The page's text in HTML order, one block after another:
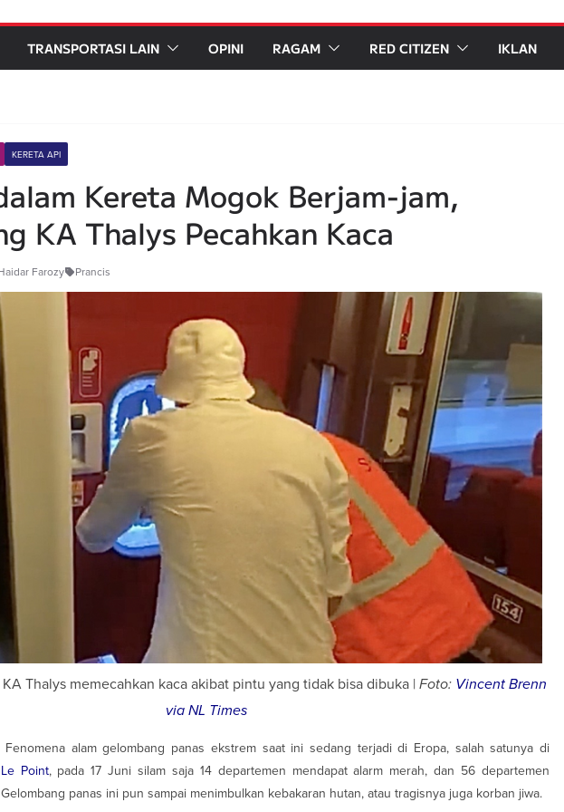
TRANSPORTASI LAIN OPINI RAGAM RED CITIZEN IKLAN
KERETA API
Kereta Mogok Berjam-jam,
KA Thalys Pecahkan Kaca
Farozy Prancis
Thalys memecahkan kaca akibat pintu yang tidak bisa dibuka | Foto: Vincent Brenn
via NL Times
Fenomena alam gelombang panas ekstrem saat ini sedang terjadi di Eropa, salah satunya di
Le Point, pada 17 Juni silam saja 14 departemen mendapat alarm merah, dan 56 departemen
panas ini pun sampai menimbulkan kebakaran hutan, atau tragisnya juga korban jiwa.